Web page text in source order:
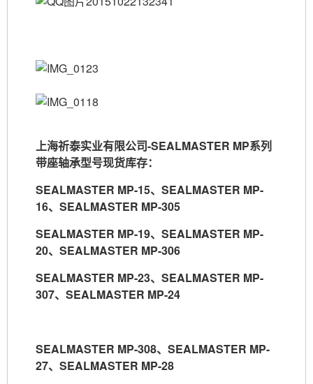
上海祈泰实业有限公司-SEALMASTER MP系列
带座轴承型号现货库存：
SEALMASTER MP-15、 SEALMASTER MP-
16、 SEALMASTER MP-305
SEALMASTER MP-19、 SEALMASTER MP-
20、 SEALMASTER MP-306
SEALMASTER MP-23、 SEALMASTER MP-
307、 SEALMASTER MP-24
SEALMASTER MP-308、 SEALMASTER MP-
27、 SEALMASTER MP-28